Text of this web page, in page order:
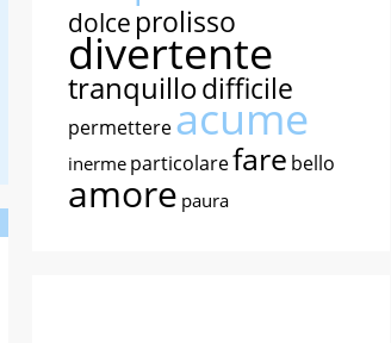
dolce prolisso
divertente
tranquillodifficile
permettereacume
inerme particolarefare bello
amore paura